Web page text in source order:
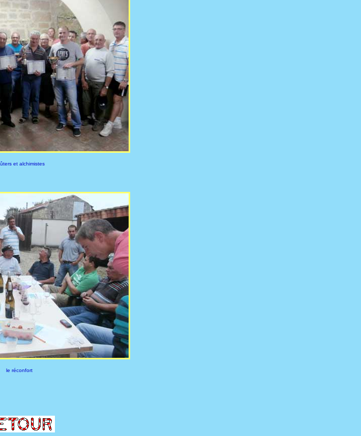
et alchimistes
le réconfort